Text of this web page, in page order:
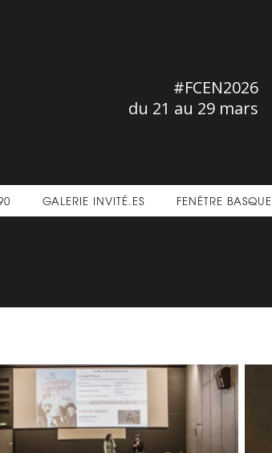
#FCEN2026
du 21 au 29 mars
GALERIE INVITÉ.ES FENÊTRE BASQUE